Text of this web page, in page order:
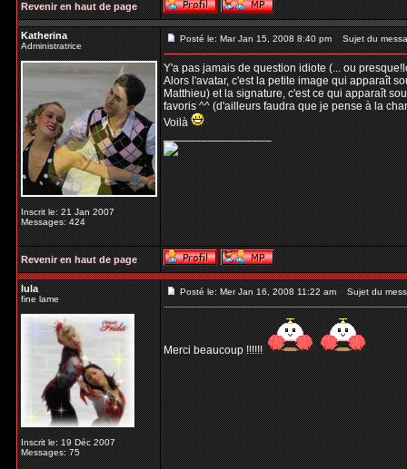
Revenir en haut de page
Katherina
Administratrice
Inscrit le: 21 Jan 2007
Messages: 424
Posté le: Mar Jan 15, 2008 8:40 pm Sujet du
Y'a pas jamais de question idiote (... ou
Alors l'avatar, c'est la petite image qui apparaît
Matthieu) et la signature, c'est ce qui apparaît
favoris ^^ (d'ailleurs faudra que je pense à la
Voilà
_________________
Revenir en haut de page
lula
fine lame
Inscrit le: 19 Déc 2007
Messages: 75
Posté le: Mer Jan 16, 2008 11:22 am Sujet du
Merci beaucoup !!!!!!